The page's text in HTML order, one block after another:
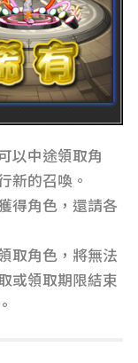
以中途領取角
新的召喚。
得角色，還請各
取角色，將無法
或領取期限結束